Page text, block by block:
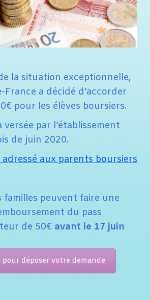
la situation exceptionnelle,
France a décidé d’accorder
pour les élèves boursiers.
versée par l’établissement
de juin 2020.
aux parents boursiers
familles peuvent faire une
du pass
de 50€ avant le 17 juin
pour déposer votre demande